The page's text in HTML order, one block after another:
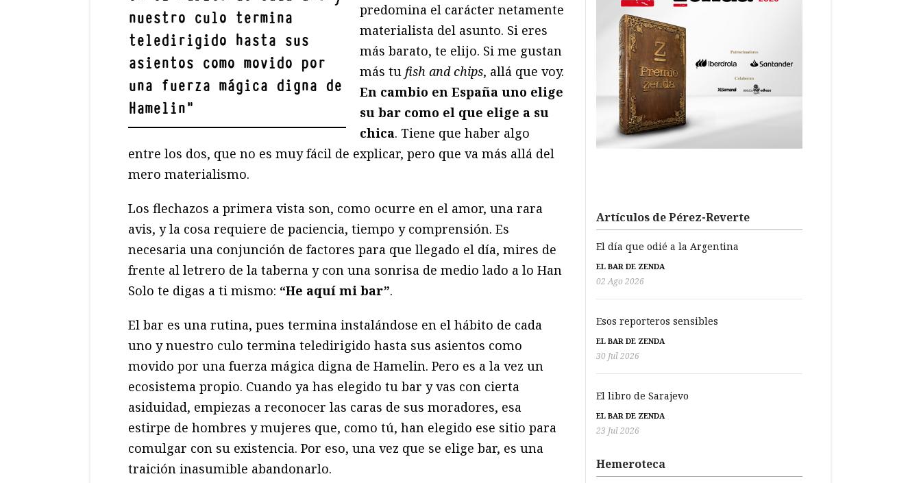
nuestro culo termina
teledirigido hasta sus
asientos como movido por
una fuerza mágica digna de
Hamelin"
predomina el carácter netamente
materialista del asunto. Si eres
más barato, te elijo. Si me gustan
más tu fish and chips, allá que voy.
En cambio en España uno elige
su bar como el que elige a su
chica. Tiene que haber algo
entre los dos, que no es muy fácil de explicar, pero que va más allá del
mero materialismo.
Los flechazos a primera vista son, como ocurre en el amor, una rara
avis, y la cosa requiere de paciencia, tiempo y comprensión. Es
necesaria una conjunción de factores para que llegado el día, mires de
frente al letrero de la taberna y con una sonrisa de medio lado a lo Han
Solo te digas a ti mismo: “He aquí mi bar”.
El bar es una rutina, pues termina instalándose en el hábito de cada
uno y nuestro culo termina teledirigido hasta sus asientos como
movido por una fuerza mágica digna de Hamelin. Pero es a la vez un
ecosistema propio. Cuando ya has elegido tu bar y vas con cierta
asiduidad, empiezas a reconocer las caras de sus moradores, esa
estirpe de hombres y mujeres que, como tú, han elegido ese sitio para
comulgar con su existencia. Por eso, una vez que se elige bar, es una
traición inasumible abandonarlo.
Artículos de Pérez-Reverte
El día que odié a la Argentina
EL BAR DE ZENDA
02 Ago 2026
Esos reporteros sensibles
EL BAR DE ZENDA
30 Jul 2026
El libro de Sarajevo
EL BAR DE ZENDA
23 Jul 2026
Hemeroteca